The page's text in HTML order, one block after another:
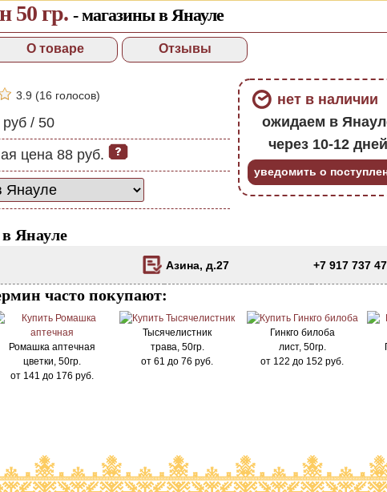
50 гр. - магазины в Янауле
О товаре Отзывы
3.9 (16 голосов)
руб / 50
цена 88 руб.
нет в наличии
ожидаем в
через 10-12 дней
уведомить о
Янауле
Азина, д.27 +7 917 737
часто покупают:
Ромашка аптечная
цветки, 50гр.
от 141 до 176 руб.
Тысячелистник
трава, 50гр.
от 61 до 76 руб.
Гинкго билоба
лист, 50гр.
от 122 до 152 руб.